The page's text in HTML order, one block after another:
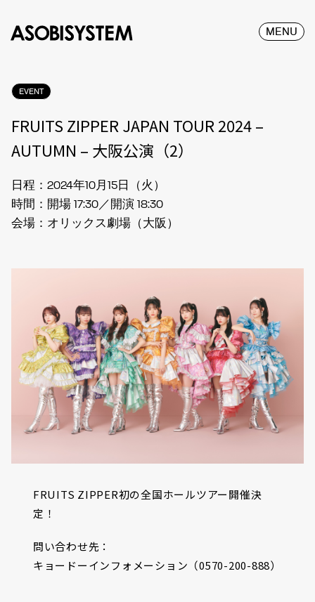
MENU
EVENT
FRUITS ZIPPER JAPAN TOUR 2024 –
AUTUMN – 大阪公演（2）
日程：2024年10月15日（火）
時間：開場 17:30／開演 18:30
会場：オリックス劇場（大阪）
FRUITS ZIPPER初の全国ホールツアー開催決
定！
問い合わせ先：
キョードーインフォメーション（0570-200-888）